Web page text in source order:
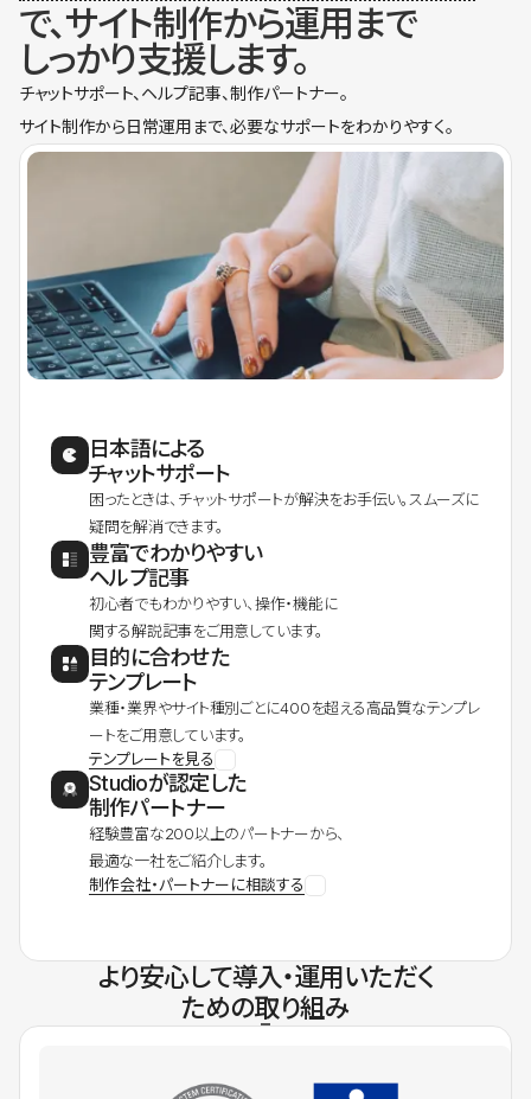
で、サイト制作から運用まで
しっかり支援します。
チャットサポート、ヘルプ記事、制作パートナー。
サイト制作から日常運用まで、必要なサポートをわかりやすく。
日本語による
チャットサポート
困ったときは、チャットサポートが解決をお手伝い。スムーズに
疑問を解消できます。
豊富でわかりやすい
ヘルプ記事
初心者でもわかりやすい、操作・機能に
関する解説記事をご用意しています。
目的に合わせた
テンプレート
業種・業界やサイト種別ごとに400を超える高品質なテンプレ
ートをご用意しています。
テンプレートを見る
Studioが認定した
制作パートナー
経験豊富な200以上のパートナーから、
最適な一社をご紹介します。
制作会社・パートナーに相談する
より安心して導入・運用いただく
ための取り組み